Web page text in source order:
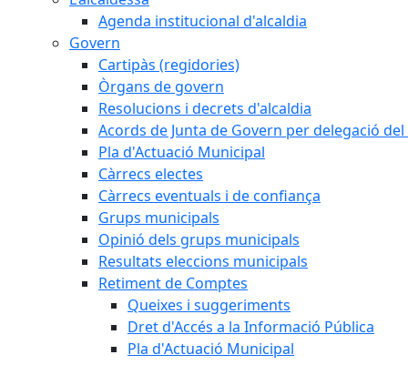
Agenda institucional d'alcaldia
Govern
Cartipàs (regidories)
Òrgans de govern
Resolucions i decrets d'alcaldia
Acords de Junta de Govern per delegació del
Pla d'Actuació Municipal
Càrrecs electes
Càrrecs eventuals i de confiança
Grups municipals
Opinió dels grups municipals
Resultats eleccions municipals
Retiment de Comptes
Queixes i suggeriments
Dret d'Accés a la Informació Pública
Pla d'Actuació Municipal